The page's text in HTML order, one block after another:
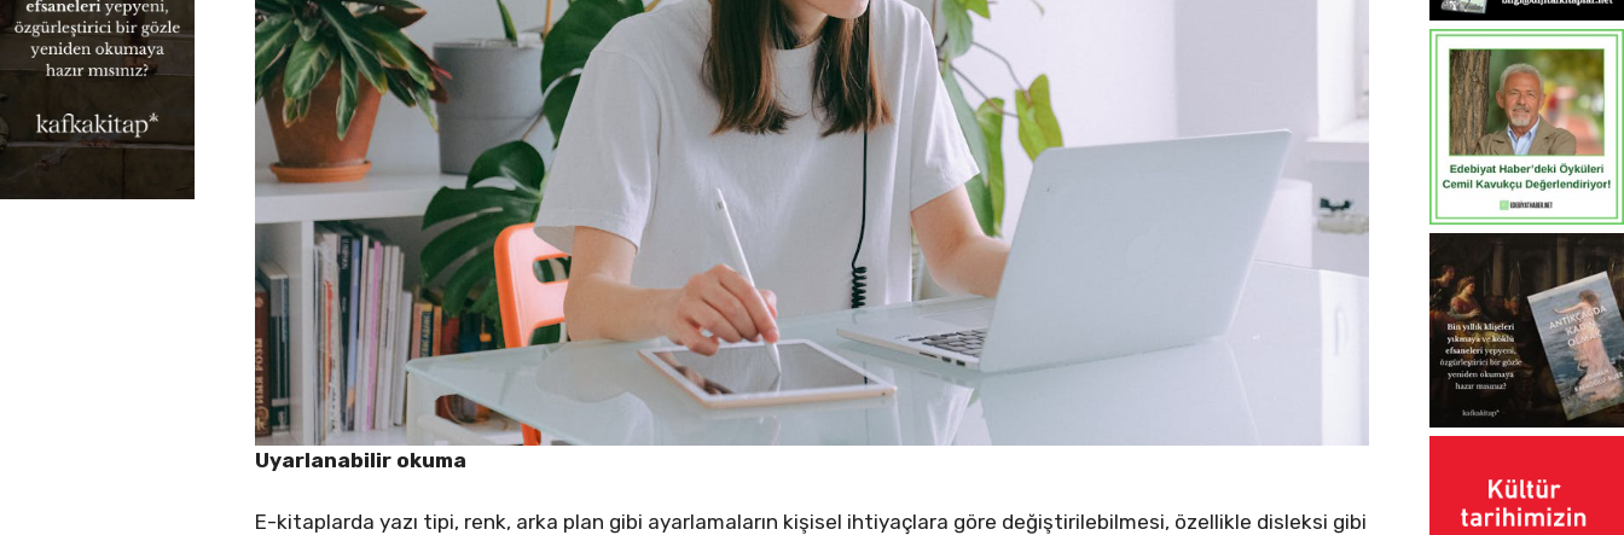
Uyarlanabilir okuma
E-kitaplarda yazı tipi, renk, arka plan gibi ayarlamaların kişisel ihtiyaçlara göre değiştirilebilmesi, özellikle disleksi gibi